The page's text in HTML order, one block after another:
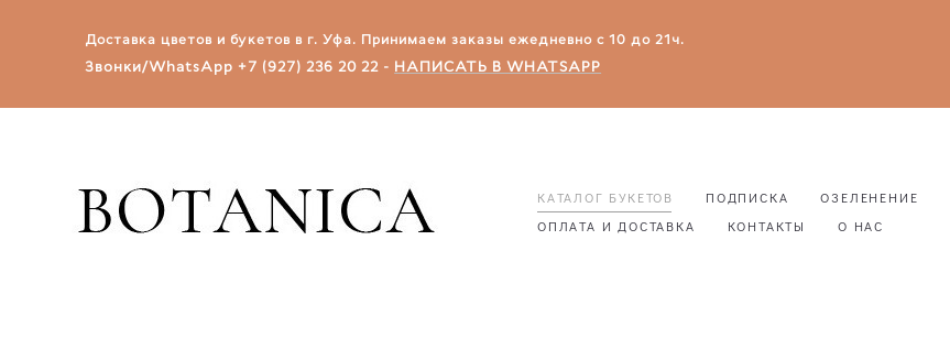
Доставка цветов и букетов в г. Уфа.​ Принимаем заказы ежедневно с 10 до 21ч.
Звонки/WhatsApp +7 (927) 236 20 22 - НАПИСАТЬ В WHATSAPP
КАТАЛОГ БУКЕТОВ ПОДПИСКА ОЗЕЛЕНЕНИЕ
ОПЛАТА И ДОСТАВКА
КОНТАКТЫ О НАС